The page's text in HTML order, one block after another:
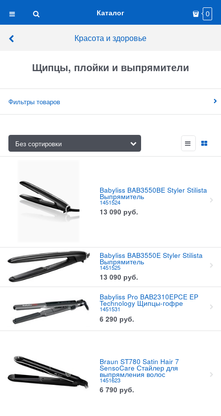
Каталог 0
Красота и здоровье
Щипцы, плойки и выпрямители
Фильтры товаров
Babyliss BAB3550BE Styler Stilista
Выпрямитель
1451524
13 090 руб.
Babyliss BAB3550E Styler Stilista
Выпрямитель
1451525
13 090 руб.
Babyliss Pro BAB2310EPCE EP
Technology Щипцы-гофре
1451531
6 290 руб.
Braun ST780 Satin Hair 7
SensoCare Стайлер для
выпрямления волос
1451623
6 790 руб.